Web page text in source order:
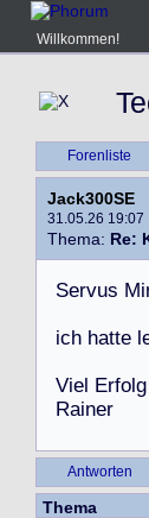
Willkommen!
Forenliste
Jack300SE
31.05.26 19:07
Thema: Re:
Servus Mi
ich hatte l
Viel Erfolg
Rainer
Antworten
Thema